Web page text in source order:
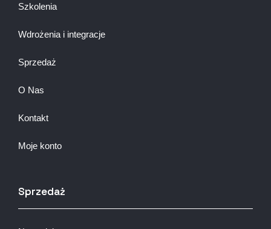
Szkolenia
Wdrożenia i integracje
Sprzedaż
O Nas
Kontakt
Moje konto
Sprzedaż